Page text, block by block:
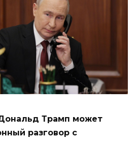
Трамп может
разговор с